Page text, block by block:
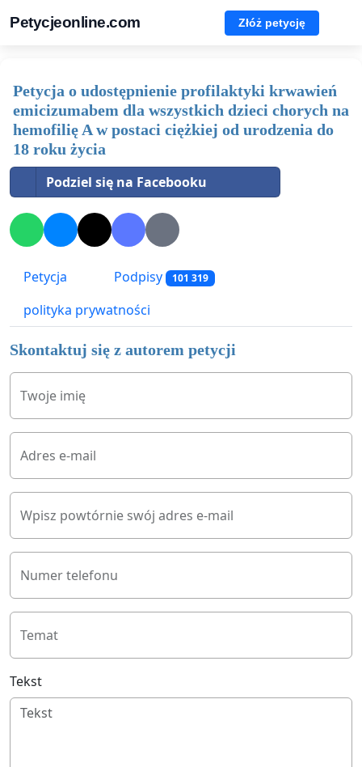
Petycjeonline.com Złóż petycję
Petycja o udostępnienie profilaktyki krwawień
emicizumabem dla wszystkich dzieci chorych na
hemofilię A w postaci ciężkiej od urodzenia do
18 roku życia
Podziel się na Facebooku
Petycja Podpisy 101 319
polityka prywatności
Skontaktuj się z autorem petycji
Twoje imię
Adres e-mail
Wpisz powtórnie swój adres e-mail
Numer telefonu
Temat
Tekst